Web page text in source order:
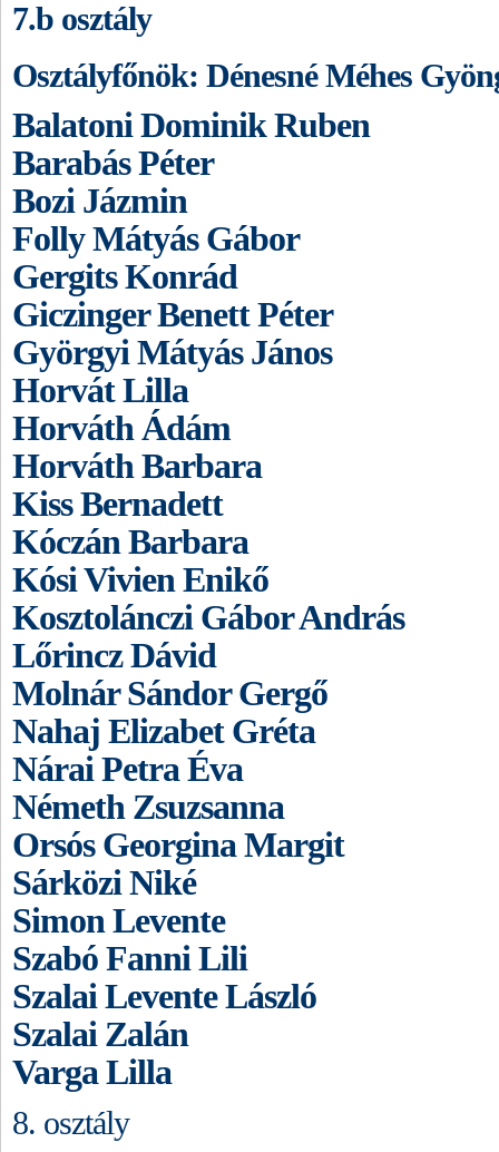
7.b osztály
Osztályfőnök: Dénesné Méhes
Balatoni Dominik Ruben
Barabás Péter
Bozi Jázmin
Folly Mátyás Gábor
Gergits Konrád
Giczinger Benett Péter
Györgyi Mátyás János
Horvát Lilla
Horváth Ádám
Horváth Barbara
Kiss Bernadett
Kóczán Barbara
Kósi Vivien Enikő
Kosztolánczi Gábor András
Lőrincz Dávid
Molnár Sándor Gergő
Nahaj Elizabet Gréta
Nárai Petra Éva
Németh Zsuzsanna
Orsós Georgina Margit
Sárközi Niké
Simon Levente
Szabó Fanni Lili
Szalai Levente László
Szalai Zalán
Varga Lilla
8. osztály